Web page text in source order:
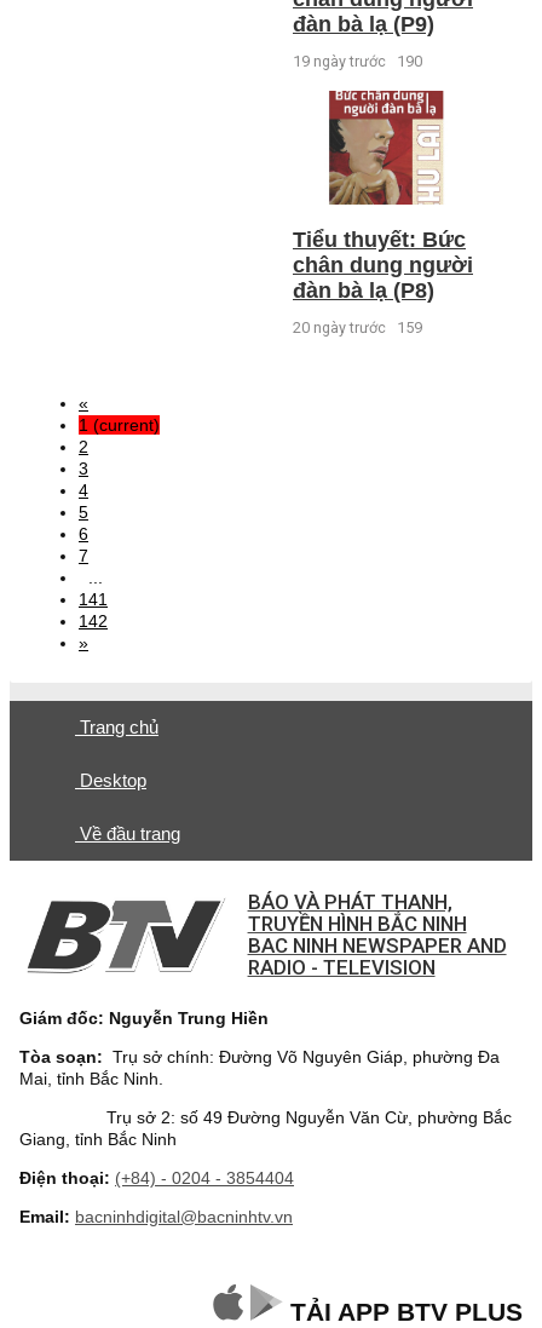
đàn bà lạ (P9)
19 ngày trước 190
Tiểu thuyết: Bức
chân dung người
đàn bà lạ (P8)
20 ngày trước 159
«
1 (current)
2
3
4
5
6
7
...
141
142
»
Trang chủ
Desktop
Về đầu trang
BÁO VÀ PHÁT THANH,
TRUYỀN HÌNH BẮC NINH
BAC NINH NEWSPAPER AND
RADIO - TELEVISION
Giám đốc: Nguyễn Trung Hiền
Tòa soạn: Trụ sở chính: Đường Võ Nguyên Giáp, phường Đa
Mai, tỉnh Bắc Ninh.
Trụ sở 2: số 49 Đường Nguyễn Văn Cừ, phường Bắc
Giang, tỉnh Bắc Ninh
Điện thoại: (+84) - 0204 - 3854404
Email: bacninhdigital@bacninhtv.vn
TẢI APP BTV PLUS